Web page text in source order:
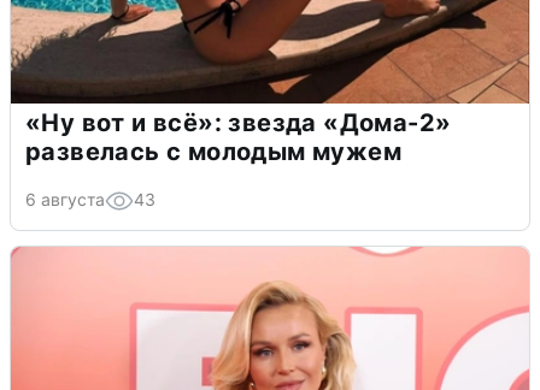
«Ну вот и всё»: звезда «Дома-2»
развелась с молодым мужем
6 августа 43